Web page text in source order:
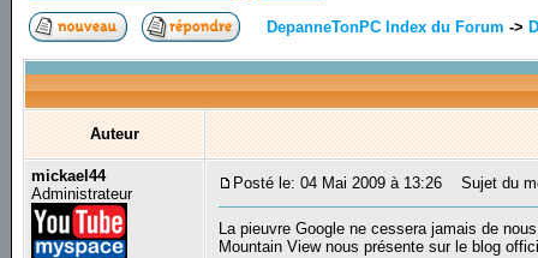
DepanneTonPC Index du Forum ->
Auteur
mickael44
Administrateur
Posté le: 04 Mai 2009 à 13:26 Sujet du
La pieuvre Google ne cessera jamais de
Mountain View nous présente sur le blog